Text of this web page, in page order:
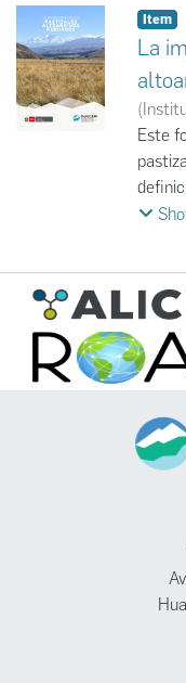
que
sus
con
de
Item
La
(
12)
Este